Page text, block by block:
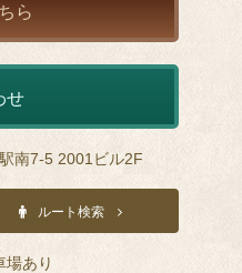
ら
せ
南7-5 2001ビル2F
ルート検索
場あり